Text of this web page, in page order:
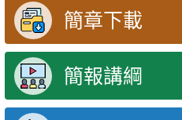
簡章下載
簡報講綱